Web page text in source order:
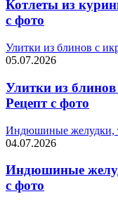
Котлеты из
с фото
Улитки из блинов с
05.07.2026
Улитки из
Рецепт с фото
Индюшиные желудки,
04.07.2026
Индюшиные
с фото